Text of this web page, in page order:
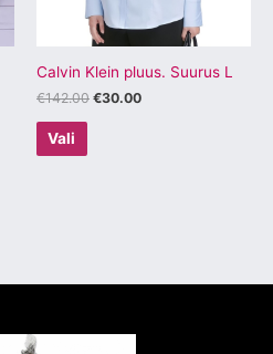
Calvin Klein pluus. Suurus L
€142.00 €30.00
Vali
saab
teha
tootelehel.